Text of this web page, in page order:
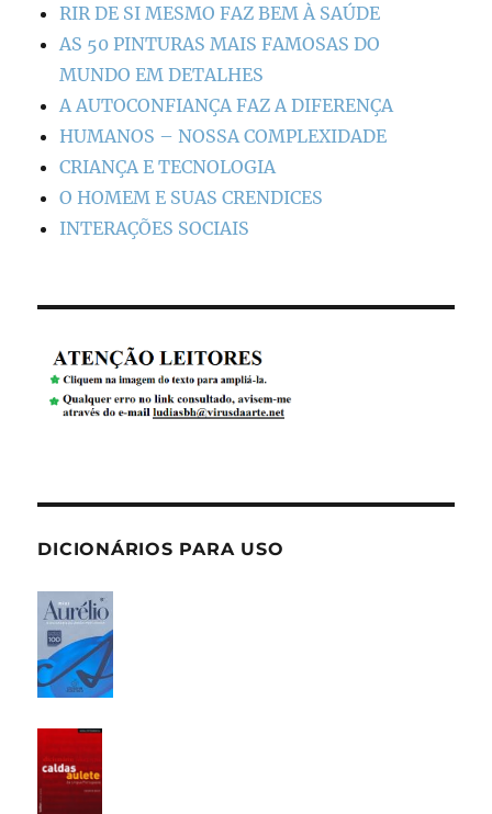
RIR DE SI MESMO FAZ BEM À SAÚDE
AS 50 PINTURAS MAIS FAMOSAS DO
MUNDO EM DETALHES
A AUTOCONFIANÇA FAZ A DIFERENÇA
HUMANOS – NOSSA COMPLEXIDADE
CRIANÇA E TECNOLOGIA
O HOMEM E SUAS CRENDICES
INTERAÇÕES SOCIAIS
DICIONÁRIOS PARA USO